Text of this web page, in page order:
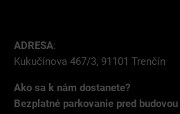
ADRESA:
Kukučínova 467/3, 91101 Trenčín
Ako sa k nám dostanete?
Bezplatné parkovanie pred budovou